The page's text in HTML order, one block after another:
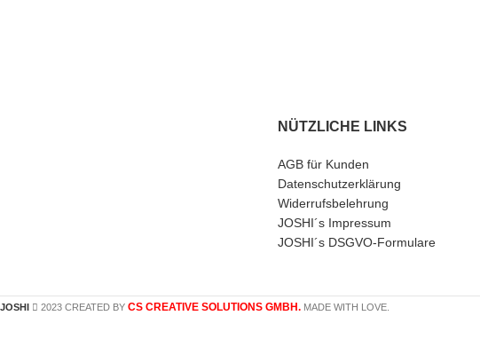
NÜTZLICHE LINKS
AGB für Kunden
Datenschutzerklärung
Widerrufsbelehrung
JOSHI´s Impressum
JOSHI´s DSGVO-Formulare
JOSHI 2023 CREATED BY CS CREATIVE SOLUTIONS GMBH. MADE WITH LOVE.